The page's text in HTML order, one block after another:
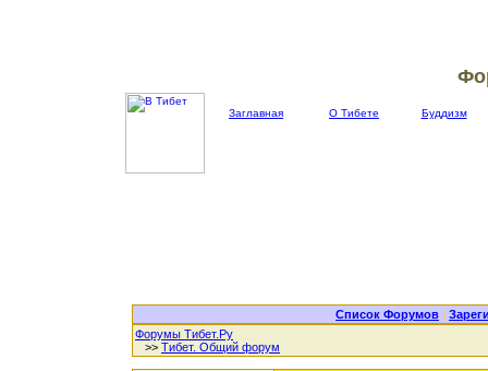
Заглавная О Тибете Буддизм
Список Форумов |
Форумы Тибет.Ру
>> Тибет. Общий форум